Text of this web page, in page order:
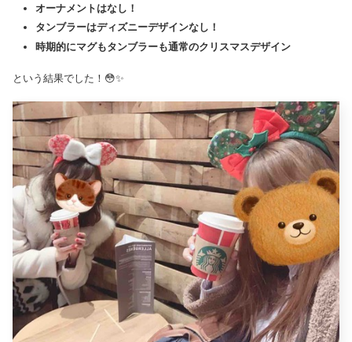
オーナメントはなし！
タンブラーはディズニーデザインなし！
時期的にマグもタンブラーも通常のクリスマスデザイン
という結果でした！😳✨